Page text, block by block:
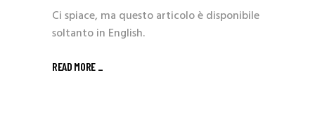
Ci spiace, ma questo articolo è disponibile
soltanto in English.
READ MORE _